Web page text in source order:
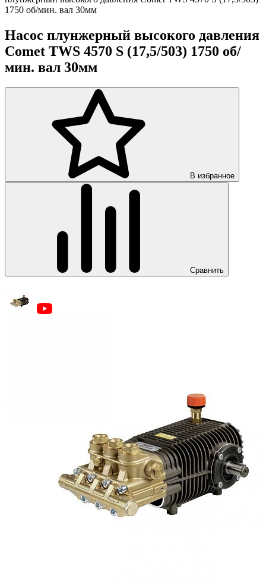
1750 об/мин. вал 30мм
Насос плунжерный высокого давления
Comet TWS 4570 S (17,5/503) 1750 об/
мин. вал 30мм
В избранное
Сравнить